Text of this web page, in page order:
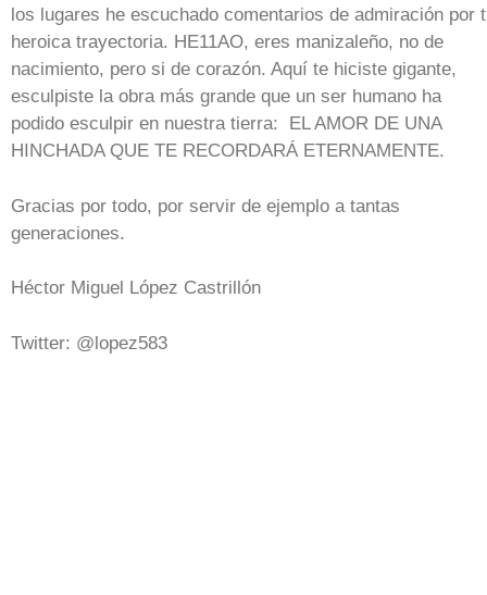
los lugares he escuchado comentarios de admiración por
heroica trayectoria. HE11AO, eres manizaleño, no de
nacimiento, pero si de corazón. Aquí te hiciste gigante,
esculpiste la obra más grande que un ser humano ha
podido esculpir en nuestra tierra: EL AMOR DE UNA
HINCHADA QUE TE RECORDARÁ ETERNAMENTE.
Gracias por todo, por servir de ejemplo a tantas
generaciones.
Héctor Miguel López Castrillón
Twitter: @lopez583